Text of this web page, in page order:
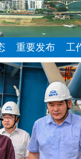
重要发布 工